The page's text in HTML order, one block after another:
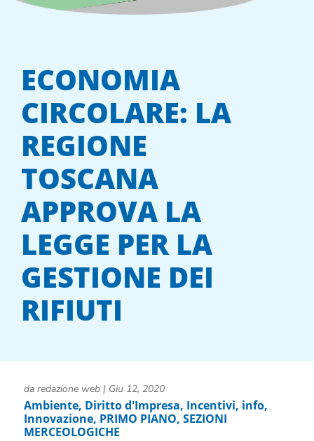
ECONOMIA
CIRCOLARE: LA
REGIONE
TOSCANA
APPROVA LA
LEGGE PER LA
GESTIONE DEI
RIFIUTI
da redazione web| Giu 12, 2020
Ambiente, Diritto d'Impresa, Incentivi, info,
Innovazione, PRIMO PIANO, SEZIONI
MERCEOLOGICHE